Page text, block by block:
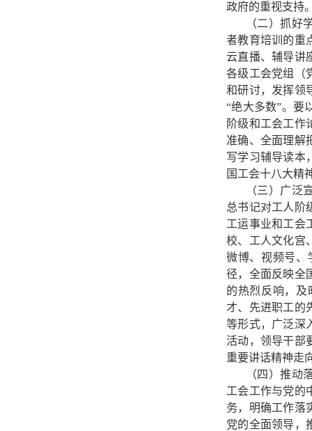
政府的重视支持
（二）抓好
者教育培训的重
云直播、辅导讲
各级工会党组（
和研讨，发挥领
“绝大多数”。要
阶级和工会工作
准确、全面理解
写学习辅导读本
国工会十八大精
（三）广泛
总书记对工人阶
工运事业和工会
校、工人文化宫
微博、视频号、
径，全面反映全
的热烈反响，及
才、先进职工的
等形式，广泛深
活动，领导干部
重要讲话精神走
（四）推动
工会工作与党的
务，明确工作落
党的全面领导，